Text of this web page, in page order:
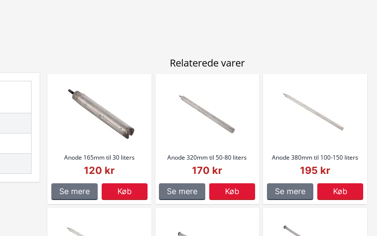
Relaterede varer
Anode 165mm til 30 liters
120 kr
Se mere Køb
Anode 320mm til 50-80 liters
170 kr
Se mere Køb
Anode 380mm til 100-150 liters
195 kr
Se mere Køb